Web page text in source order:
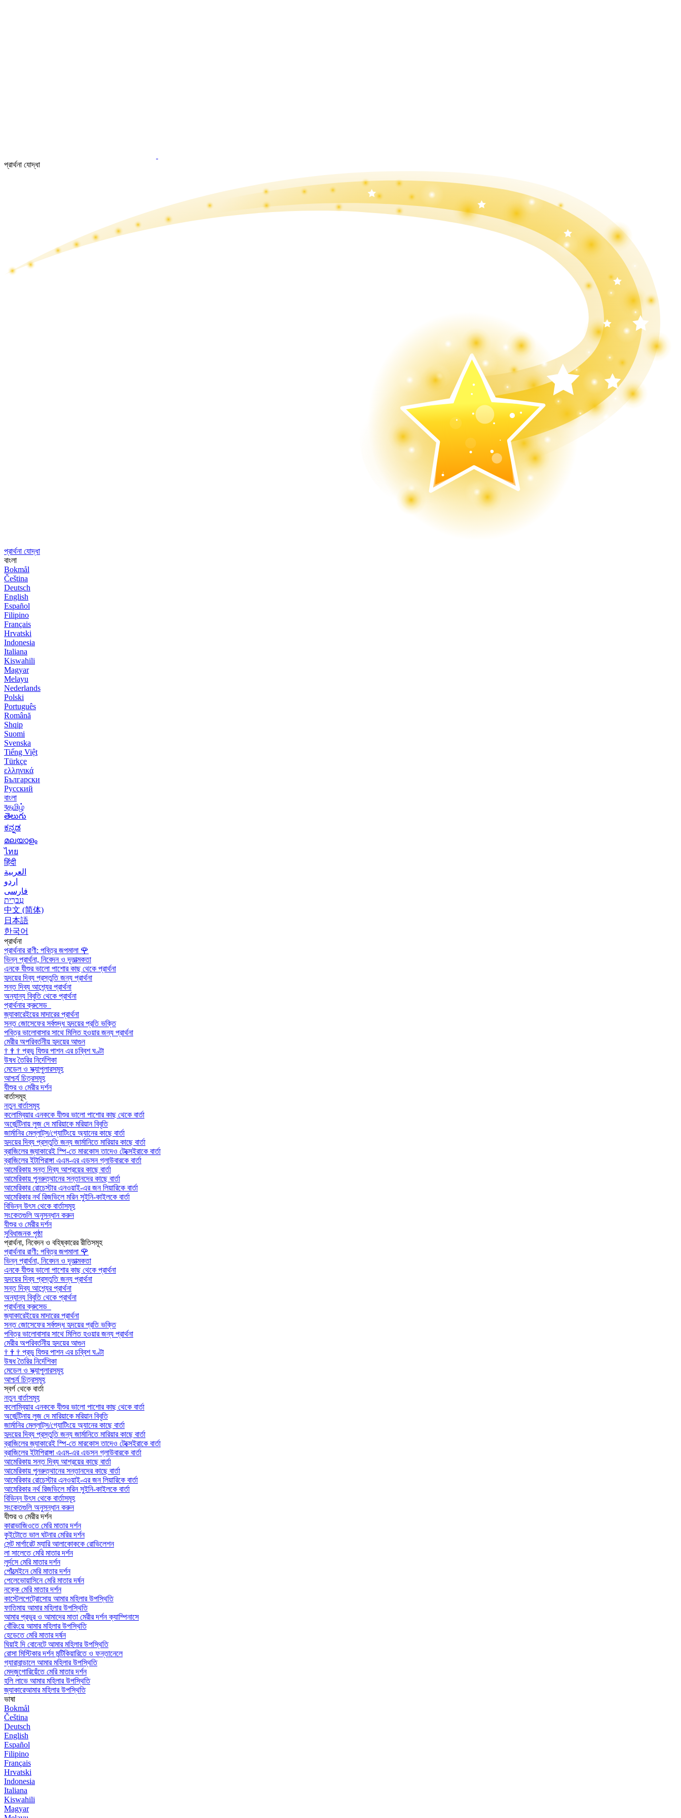
প্রার্থনা যোদ্ধা
প্রার্থনা যোদ্ধা
বাংলা
Bokmål
Čeština
Deutsch
English
Español
Filipino
Français
Hrvatski
Indonesia
Italiana
Kiswahili
Magyar
Melayu
Nederlands
Polski
Português
Română
Shqip
Suomi
Svenska
Tiếng Việt
Türkçe
ελληνικά
Български
Русский
বাংলা
বதமிழ்
తెలుగు
ಕನ್ನಡ
മലയാളം
ไทย
हिंदी
العربية
اردو
فارسی
עִברִית
中文 (简体)
日本語
한국어
প্রার্থনা
প্রার্থনার রাণী: পবিত্র জপমালা 🌹
ভিন্ন প্রার্থনা, নিবেদন ও দূতাত্মকতা
এনকে যীশুর ভালো পাশোর কাছ থেকে প্রার্থনা
হৃদয়ের দিব্য প্রস্তুতি জন্য প্রার্থনা
সন্ত দিব্য আশ্র্যের প্রার্থনা
অন্যান্য বিবৃতি থেকে প্রার্থনা
প্রার্থনার ক্রুসেড
জ্যাকারেইয়ের মাদারের প্রার্থনা
সন্ত জোসেফের সর্বশুদ্ধ হৃদয়ের প্রতি ভক্তি
পবিত্র ভালোবাসার সাথে মিলিত হওয়ার জন্য প্রার্থনা
মেরীর অপরিবর্তনীয় হৃদয়ের আগুন
† † † প্রভু যিশুর পাশন এর চব্বিশ ঘণ্টা
উষধ তৈরির নির্দেশিকা
মেডেল ও স্ক্যাপুলারসমূহ
আশ্চর্য চিত্রসমূহ
যীশুর ও মেরীর দর্শন
বার্তাসমূহ
নতুন বার্তাসমূহ
কলোম্বিয়ার এনককে যীশুর ভালো পাশোর কাছ থেকে বার্তা
অর্জেন্টিনায় লুজ দে মারিয়াকে মরিয়ান বিবৃতি
জার্মানির মেল্লাট্‌স/গ্যোটিংয়ে অ্যানের কাছে বার্তা
হৃদয়ের দিব্য প্রস্তুতি জন্য জার্মানিতে মারিয়ার কাছে বার্তা
ব্রাজিলের জ্যাকারেই স্পি-তে মারকোস তাদেও টেক্সেইরাকে বার্তা
ব্রাজিলের ইটাপিরাঙ্গা এএম-এর এডসন গ্লাউবারকে বার্তা
আমেরিকায় সন্ত দিব্য আশ্রয়ের কাছে বার্তা
আমেরিকায় পুনরুত্থানের সন্তানদের কাছে বার্তা
আমেরিকার রোচেস্টার এনওয়াই-এর জন লিয়ারিকে বার্তা
আমেরিকার নর্থ রিজভিলে মরিন সুইনি-কাইলকে বার্তা
বিভিন্ন উৎস থেকে বার্তাসমূহ
সংকেতগুলি অনুসন্ধান করুন
যীশুর ও মেরীর দর্শন
সুবিধাজনক পৃষ্ঠা
প্রার্থনা, নিবেদন ও বহিষ্কারের রীতিসমূহ
প্রার্থনার রাণী: পবিত্র জপমালা 🌹
ভিন্ন প্রার্থনা, নিবেদন ও দূতাত্মকতা
এনকে যীশুর ভালো পাশোর কাছ থেকে প্রার্থনা
হৃদয়ের দিব্য প্রস্তুতি জন্য প্রার্থনা
সন্ত দিব্য আশ্র্যের প্রার্থনা
অন্যান্য বিবৃতি থেকে প্রার্থনা
প্রার্থনার ক্রুসেড
জ্যাকারেইয়ের মাদারের প্রার্থনা
সন্ত জোসেফের সর্বশুদ্ধ হৃদয়ের প্রতি ভক্তি
পবিত্র ভালোবাসার সাথে মিলিত হওয়ার জন্য প্রার্থনা
মেরীর অপরিবর্তনীয় হৃদয়ের আগুন
† † † প্রভু যিশুর পাশন এর চব্বিশ ঘণ্টা
উষধ তৈরির নির্দেশিকা
মেডেল ও স্ক্যাপুলারসমূহ
আশ্চর্য চিত্রসমূহ
স্বর্গ থেকে বার্তা
নতুন বার্তাসমূহ
কলোম্বিয়ার এনককে যীশুর ভালো পাশোর কাছ থেকে বার্তা
অর্জেন্টিনায় লুজ দে মারিয়াকে মরিয়ান বিবৃতি
জার্মানির মেল্লাট্‌স/গ্যোটিংয়ে অ্যানের কাছে বার্তা
হৃদয়ের দিব্য প্রস্তুতি জন্য জার্মানিতে মারিয়ার কাছে বার্তা
ব্রাজিলের জ্যাকারেই স্পি-তে মারকোস তাদেও টেক্সেইরাকে বার্তা
ব্রাজিলের ইটাপিরাঙ্গা এএম-এর এডসন গ্লাউবারকে বার্তা
আমেরিকায় সন্ত দিব্য আশ্রয়ের কাছে বার্তা
আমেরিকায় পুনরুত্থানের সন্তানদের কাছে বার্তা
আমেরিকার রোচেস্টার এনওয়াই-এর জন লিয়ারিকে বার্তা
আমেরিকার নর্থ রিজভিলে মরিন সুইনি-কাইলকে বার্তা
বিভিন্ন উৎস থেকে বার্তাসমূহ
সংকেতগুলি অনুসন্ধান করুন
যীশুর ও মেরীর দর্শন
কারাভাজিওতে মেরি মাতার দর্শন
কুইটোতে ভাল ঘটনার মেরির দর্শন
সেন্ট মার্গারেট ম্যারি আলাকোককে রোভিলেশন
লা সালেতে মেরি মাতার দর্শন
লুর্দসে মেরি মাতার দর্শন
পোঁত্মেইনে মেরি মাতার দর্শন
পেলেভোয়াসিনে মেরি মাতার দর্ষন
নক্কে মেরি মাতার দর্শন
কাস্টেলপেট্রোসোয় আমার মহিলার উপস্থিতি
ফাতিমায় আমার মহিলার উপস্থিতি
আমার প্রভুর ও আমাদের মাতা মেরীর দর্শন ক্যাম্পিনাসে
বোঁরিংয়ে আমার মহিলার উপস্থিতি
হেডেতে মেরি মাতার দর্ষন
ঘিয়াই দি বোনেটে আমার মহিলার উপস্থিতি
রোসা মিস্টিকার দর্শন মন্টিকিয়ারিতে ও ফন্তানেলে
গ্যারাবান্ডালে আমার মহিলার উপস্থিতি
মেদজুগোরিয়েঁতে মেরি মাতার দর্শন
হলি লাভে আমার মহিলার উপস্থিতি
জ্যাকারেআমার মহিলার উপস্থিতি
ভাষা
Bokmål
Čeština
Deutsch
English
Español
Filipino
Français
Hrvatski
Indonesia
Italiana
Kiswahili
Magyar